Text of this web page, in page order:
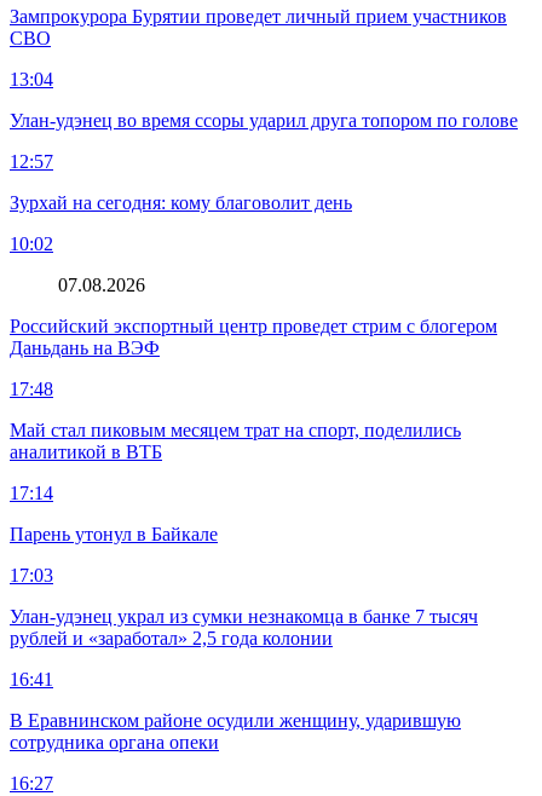
Зампрокурора Бурятии проведет личный прием участников
СВО
13:04
Улан-удэнец во время ссоры ударил друга топором по голове
12:57
Зурхай на сегодня: кому благоволит день
10:02
07.08.2026
Российский экспортный центр проведет стрим с блогером
Даньдань на ВЭФ
17:48
Май стал пиковым месяцем трат на спорт, поделились
аналитикой в ВТБ
17:14
Парень утонул в Байкале
17:03
Улан-удэнец украл из сумки незнакомца в банке 7 тысяч
рублей и «заработал» 2,5 года колонии
16:41
В Еравнинском районе осудили женщину, ударившую
сотрудника органа опеки
16:27